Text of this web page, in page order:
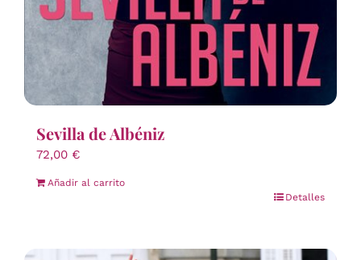
Sevilla de Albéniz
72,00 €
Añadir al carrito
Detalles